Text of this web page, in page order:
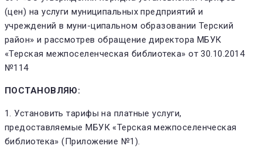
(цен) на услуги муниципальных предприятий и
учреждений в муни-ципальном образовании Терский
район» и рассмотрев обращение директора МБУК
«Терская межпоселенческая библиотека» от 30.10.2014
№114
ПОСТАНОВЛЯЮ:
1. Установить тарифы на платные услуги,
предоставляемые МБУК «Терская межпоселенческая
библиотека» (Приложение №1).